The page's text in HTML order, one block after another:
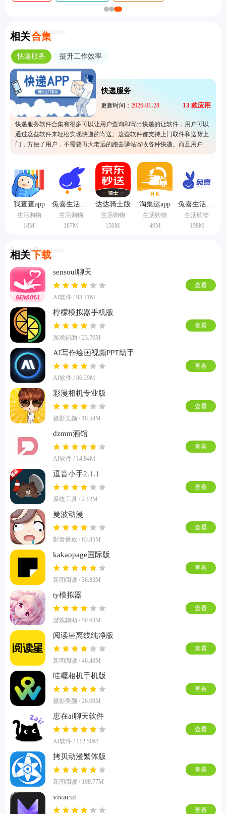
相关合集
Related Collections
快递服务 提升工作效率
快递服务
更新时间： 2026-01-28 13 款应用
快递服务软件合集有很多可以让用户查询和寄出快递的让软件，用户可以
通过这些软件来轻松实现快递的寄送。这些软件都支持上门取件和送货上
门，方便了用户，不需要再大老远的跑去驿站寄收各种快递。而且用户只
需要在软件内输入快递单号就可以快速查询快递的实时动态，非常轻松。
我查查app
生活购物
18M
生活购物
187M
达达骑士版
生活购物
150M
淘集运app
生活购物
49M
兔喜生活安卓版
生活购物
198M
相关下载
Related Downloads
sensoul聊天
AI软件 / 93.71M
查看
柠檬模拟器手机版
游戏辅助 / 23.70M
查看
AI写作绘画视频PPT助手
AI软件 / 86.29M
查看
彩漫相机专业版
摄影美颜 / 18.54M
查看
dzmm酒馆
AI软件 / 14.84M
查看
逗音小手2.1.1
系统工具 / 2.12M
查看
曼波动漫
影音播放 / 63.85M
查看
kakaopage国际版
新闻阅读 / 36.83M
查看
ty模拟器
游戏辅助 / 50.63M
查看
阅读星离线纯净版
新闻阅读 / 46.48M
查看
哇喔相机手机版
摄影美颜 / 26.08M
查看
崽在ai聊天软件
AI软件 / 112.50M
查看
拷贝动漫繁体版
新闻阅读 / 108.77M
查看
vivacut
查看